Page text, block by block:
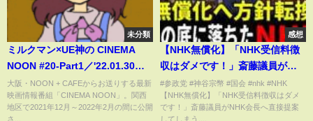
未分類
ミルクマン×UE神の CINEMA
NOON #20-Part1／'22.01.30配
信
大阪・NOON + CAFEからお送りする最新
映画情報番組「CINEMA NOON」。関西
地区で2021年12月～2022年2月の間に公開
さ...
感想
【NHK無償化】「NHK受信料徴
収はダメです！」斎藤議員が
NHK会長へ直接提案してしま
う...【国会 スクランブル 総務委
員会】
#参政党 #神谷宗幣 #国会 #nhk #NHK
【NHK無償化】「NHK受信料徴収はダメ
です！」斎藤議員がNHK会長へ直接提案
してしまう....